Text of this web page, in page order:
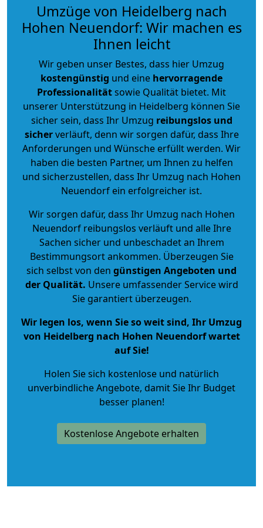
Umzüge von Heidelberg nach
Hohen Neuendorf: Wir machen es
Ihnen leicht
Wir geben unser Bestes, dass hier Umzug
kostengünstig und eine hervorragende
Professionalitätsowie Qualität bietet. Mit
unserer Unterstützung in Heidelberg können Sie
sicher sein, dass Ihr Umzug reibungslos und
sicherverläuft, denn wir sorgen dafür, dass Ihre
Anforderungen und Wünsche erfüllt werden. Wir
haben die besten Partner, um Ihnen zu helfen
und sicherzustellen, dass Ihr Umzug nach Hohen
Neuendorf ein erfolgreicher ist.
Wir sorgen dafür, dass Ihr Umzug nach Hohen
Neuendorf reibungslos verläuft und alle Ihre
Sachen sicher und unbeschadet an Ihrem
Bestimmungsort ankommen. Überzeugen Sie
sich selbst von den günstigen Angeboten und
der Qualität. Unsere umfassender Service wird
Sie garantiert überzeugen.
Wir legen los, wenn Sie so weit sind, Ihr Umzug
von Heidelberg nach Hohen Neuendorf wartet
auf Sie!
Holen Sie sich kostenlose und natürlich
unverbindliche Angebote, damit Sie Ihr Budget
besser planen!
Kostenlose Angebote erhalten